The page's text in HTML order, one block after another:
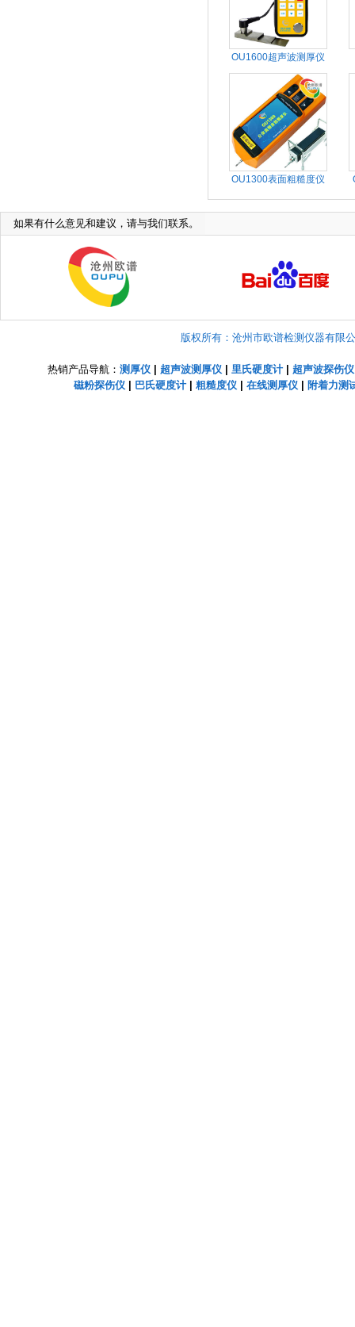
OU1600超声波测厚仪
OU1300表面粗糙度仪
如果有什么意见和建议，请与我们联系。
版权所有：沧州市欧谱检测仪器有限
热销产品导航： 测厚仪 超声波测厚仪 里氏硬度计| 超声波探伤仪
磁粉探伤仪| 巴氏硬度计| 粗糙度仪| 在线测厚仪| 附着力测